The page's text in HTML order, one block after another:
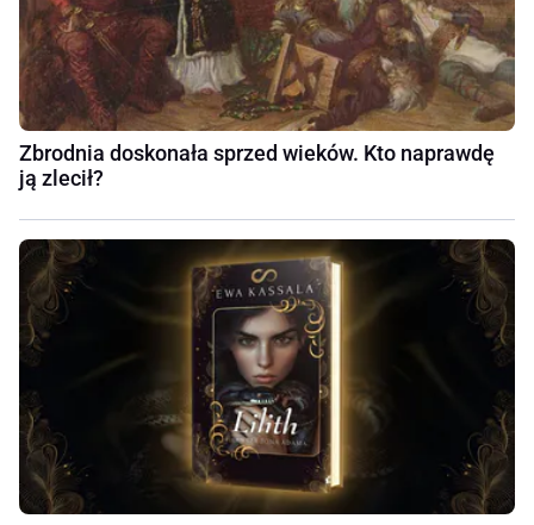
Zbrodnia doskonała sprzed wieków. Kto naprawdę
ją zlecił?